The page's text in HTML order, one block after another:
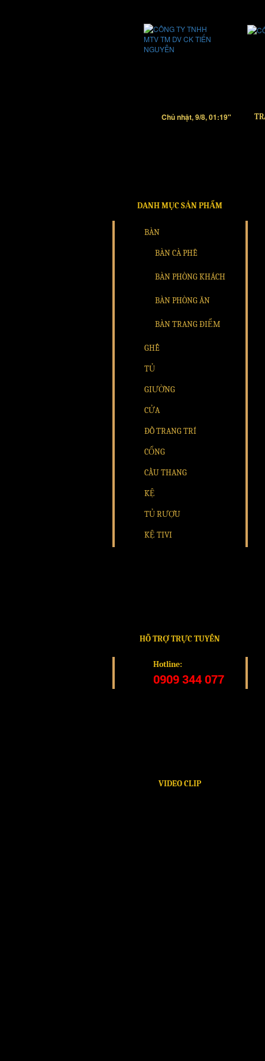
Chủ nhật, 9/8, 01:19"
DANH MỤC SẢN PHẨM
BÀN
BÀN CÀ PHÊ
BÀN PHÒNG KHÁCH
BÀN PHÒNG ĂN
BÀN TRANG ĐIỂM
GHẾ
TỦ
GIƯỜNG
CỬA
ĐỒ TRANG TRÍ
CỔNG
CẦU THANG
KỆ
TỦ RƯỢU
KỆ TIVI
HỖ TRỢ TRỰC TUYẾN
Hotline:
0909 344 077
VIDEO CLIP